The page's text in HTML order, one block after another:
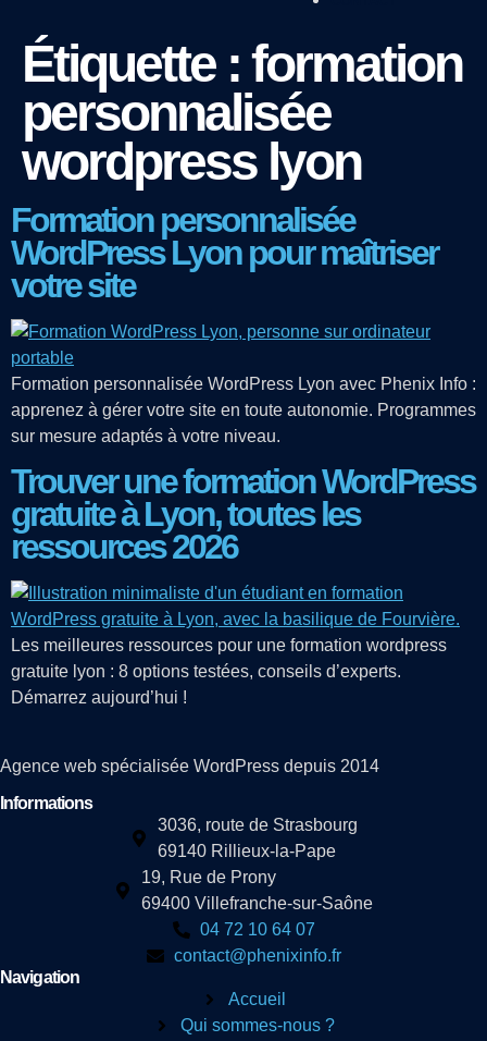
Étiquette : formation
personnalisée
wordpress lyon
Formation personnalisée
WordPress Lyon pour maîtriser
votre site
Formation personnalisée WordPress Lyon avec Phenix Info :
apprenez à gérer votre site en toute autonomie. Programmes
sur mesure adaptés à votre niveau.
Trouver une formation WordPress
gratuite à Lyon, toutes les
ressources 2026
Les meilleures ressources pour une formation wordpress
gratuite lyon : 8 options testées, conseils d’experts.
Démarrez aujourd’hui !
Agence web spécialisée WordPress depuis 2014
Informations
3036, route de Strasbourg
69140 Rillieux-la-Pape
19, Rue de Prony
69400 Villefranche-sur-Saône
04 72 10 64 07
contact@phenixinfo.fr
Navigation
Accueil
Qui sommes-nous ?